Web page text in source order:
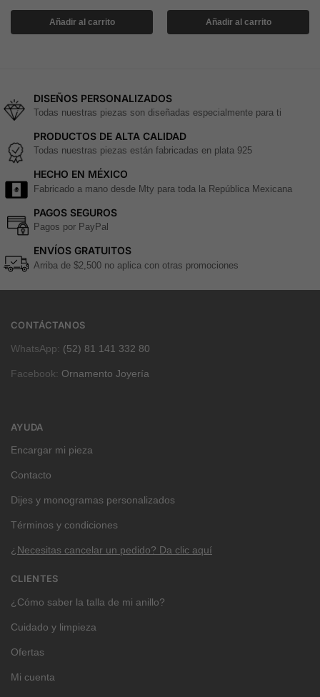
Añadir al carrito Añadir al carrito
DISEÑOS PERSONALIZADOS
Todas nuestras piezas son diseñadas especialmente para ti
PRODUCTOS DE ALTA CALIDAD
Todas nuestras piezas están fabricadas en plata 925
HECHO EN MÉXICO
Fabricado a mano desde Mty para toda la República Mexicana
PAGOS SEGUROS
Pagos por PayPal
ENVÍOS GRATUITOS
Arriba de $2,500 no aplica con otras promociones
CONTÁCTANOS
WhatsApp: (52) 81 141 332 80
Facebook: Ornamento Joyería
AYUDA
Encargar mi pieza
Contacto
Dijes y monogramas personalizados
Términos y condiciones
¿Necesitas cancelar un pedido? Da clic aquí
CLIENTES
¿Cómo saber la talla de mi anillo?
Cuidado y limpieza
Ofertas
Mi cuenta